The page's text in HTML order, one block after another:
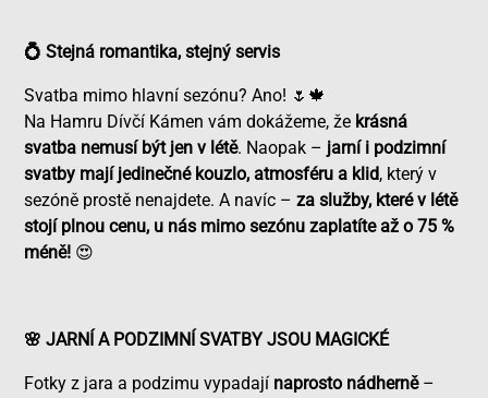
💍 Stejná romantika, stejný servis
Svatba mimo hlavní sezónu? Ano! 🌷🍁
Na Hamru Dívčí Kámen vám dokážeme, že krásná
svatba nemusí být jen v létě. Naopak – jarní i podzimní
svatby mají jedinečné kouzlo, atmosféru a klid, který v
sezóně prostě nenajdete. A navíc –za služby, které v létě
stojí plnou cenu, u nás mimo sezónu zaplatíte až o 75 %
méně! 😍
🌸 JARNÍ A PODZIMNÍ SVATBY JSOU MAGICKÉ
Fotky z jara a podzimu vypadají naprosto nádherně–